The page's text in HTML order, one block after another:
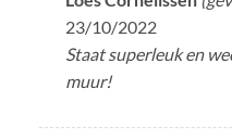
5uit 5
23/10/2022
Staat superleuk en
muur!